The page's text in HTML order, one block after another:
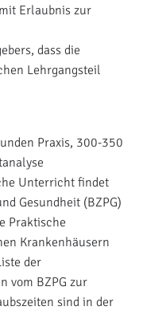
Erlaubnis zur
dass die
Lehrgangsteil
Praxis, 300-350
Unterricht findet
Gesundheit (BZPG)
Praktische
Krankenhäusern
der
vom BZPG zur
sind in der